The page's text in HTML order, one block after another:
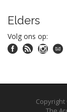
Elders
Volg ons op: